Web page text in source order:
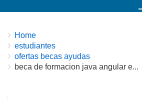
Breadcrumbs
You
are
here:
Home
estudiantes
ofertas becas ayudas
beca de formacion java angular e...